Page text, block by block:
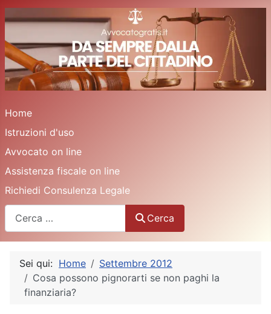
Home
Istruzioni d'uso
Avvocato on line
Assistenza fiscale on line
Richiedi Consulenza Legale
Cerca
Sei qui: Home
Settembre 2012
Cosa possono pignorarti se non paghi la
finanziaria?